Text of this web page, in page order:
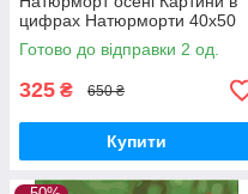
цифрах Натюрморти 40х50
Розмальовки Квіти Brushme
BS52222
Готово до відправки 2 од.
325 ₴ 650 ₴
Купити